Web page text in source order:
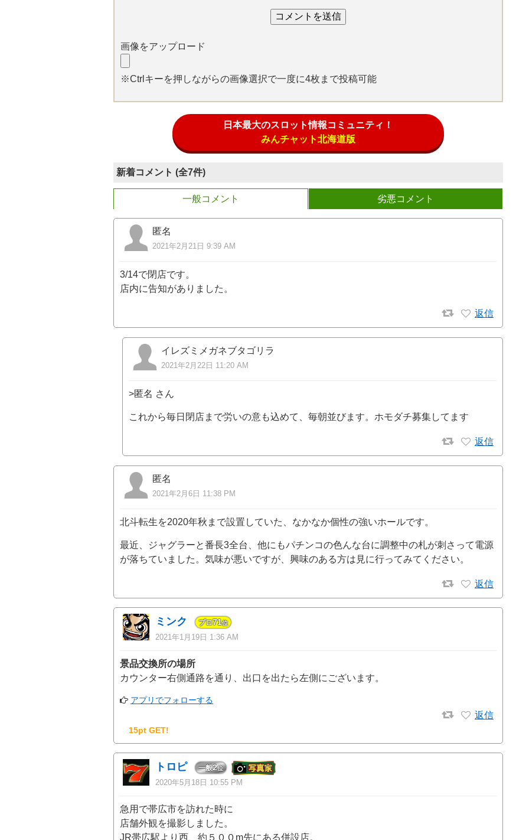
画像をアップロード
※Ctrlキーを押しながらの画像選択で一度に4枚まで投稿可能
日本最大のスロット情報コミュニティ！
みんチャット北海道版
新着コメント (全7件)
一般コメント 劣悪コメント
匿名
2021年2月21日 9:39 AM
3/14で閉店です。
店内に告知がありました。
返信
イレズミメガネブタゴリラ
2021年2月22日 11:20 AM
>匿名 さん
これから毎日閉店まで労いの意も込めて、毎朝並びます。ホモダチ募集してます
返信
匿名
2021年2月6日 11:38 PM
北斗転生を2020年秋まで設置していた、なかなか個性の強いホールです。
最近、ジャグラーと番長3全台、他にもパチンコの色んな台に調整中の札が刺さって電源
が落ちていました。気味が悪いですが、興味のある方は見に行ってみてください。
返信
ミンク プロ71位
2021年1月19日 1:36 AM
景品交換所の場所
カウンター右側通路を通り、出口を出たら左側にございます。
アプリでフォローする
返信
15pt GET!
トロピ 一般2位
2020年5月18日 10:55 PM
急用で帯広市を訪れた時に
店舗外観を撮影しました。
JR帯広駅より西、約５００m先にある併設店。